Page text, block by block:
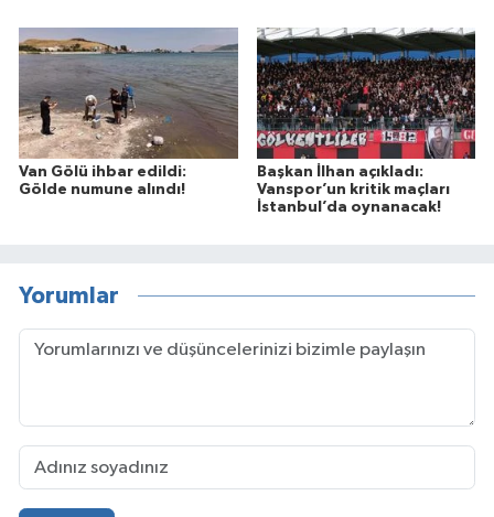
Van Gölü ihbar edildi:
Gölde numune alındı!
Başkan İlhan açıkladı:
Vanspor’un kritik maçları
İstanbul’da oynanacak!
Yorumlar